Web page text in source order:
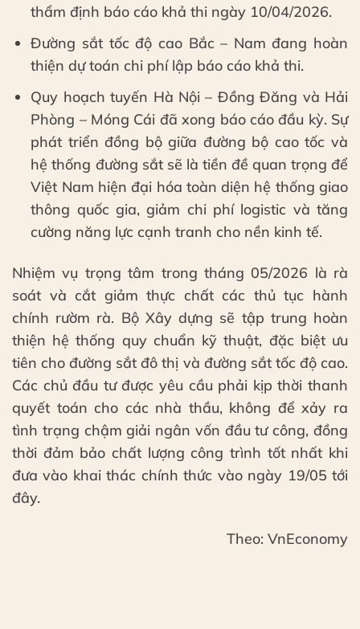
thẩm định báo cáo khả thi ngày 10/04/2026.
Đường sắt tốc độ cao Bắc – Nam đang hoàn
thiện dự toán chi phí lập báo cáo khả thi.
Quy hoạch tuyến Hà Nội – Đồng Đăng và Hải
Phòng – Móng Cái đã xong báo cáo đầu kỳ. Sự
phát triển đồng bộ giữa đường bộ cao tốc và
hệ thống đường sắt sẽ là tiền đề quan trọng để
Việt Nam hiện đại hóa toàn diện hệ thống giao
thông quốc gia, giảm chi phí logistic và tăng
cường năng lực cạnh tranh cho nền kinh tế.
Nhiệm vụ trọng tâm trong tháng 05/2026 là rà
soát và cắt giảm thực chất các thủ tục hành
chính rườm rà. Bộ Xây dựng sẽ tập trung hoàn
thiện hệ thống quy chuẩn kỹ thuật, đặc biệt ưu
tiên cho đường sắt đô thị và đường sắt tốc độ cao.
Các chủ đầu tư được yêu cầu phải kịp thời thanh
quyết toán cho các nhà thầu, không để xảy ra
tình trạng chậm giải ngân vốn đầu tư công, đồng
thời đảm bảo chất lượng công trình tốt nhất khi
đưa vào khai thác chính thức vào ngày 19/05 tới
đây.
Theo: VnEconomy